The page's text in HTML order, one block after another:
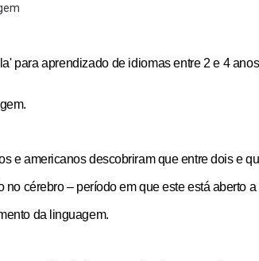
para aprendizado de idiomas entre 2 e 4
e americanos descobriram que entre dois e
no cérebro – período em que este está aberto
da linguagem.